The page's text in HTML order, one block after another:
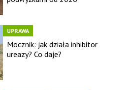
UPRAWA
Mocznik: jak działa inhibitor
ureazy? Co daje?